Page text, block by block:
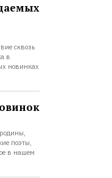
сквозь
в
новинках
поэты,
в нашем